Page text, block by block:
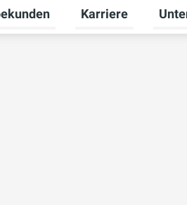
umschalten
für Privatkunden umschalten
Untermenü für
Karriere